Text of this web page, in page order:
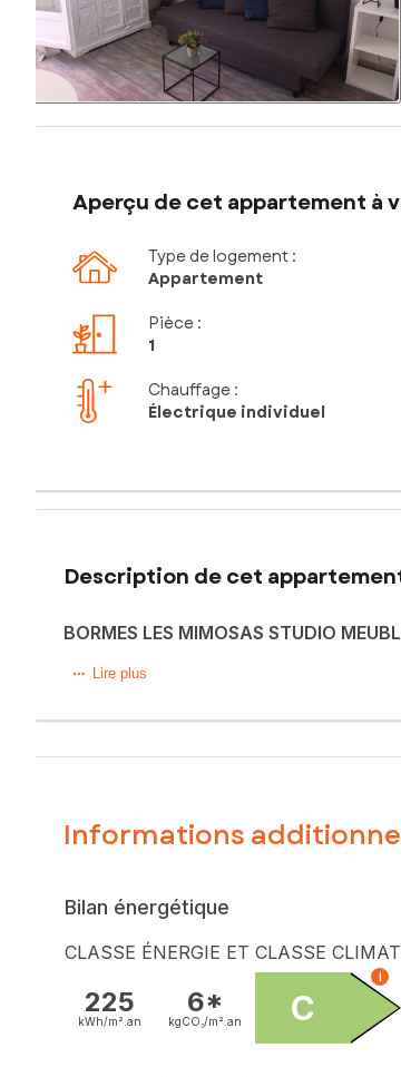
Aperçu de cet appartement à
Type de logement :
Appartement
Pièce :
1
Chauffage :
Électrique individuel
Description de cet appartement
BORMES LES MIMOSAS STUDIO
BORMES LES MIMOSAS, ce studio offre un
Proche des commerces et commodités,
Ce studio meublé représente un
Les informations sur les risques auxquels ce
Prix de vente : 105 000 €
Contactez votre conseiller SAFTI : Sylvia
Lire plus
Informations
Bilan énergétique
CLASSE ÉNERGIE ET CLASSE CLIMAT
225
kWh/m². an
6*
kgCO₂/m². an C
i